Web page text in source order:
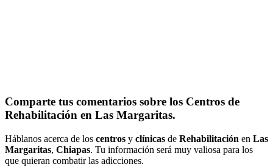
Comparte tus comentarios sobre los Centros de
Rehabilitación en Las Margaritas.
Háblanos acerca de los centros y clínicas de Rehabilitación en Las
Margaritas, Chiapas. Tu información será muy valiosa para los
que quieran combatir las adicciones.